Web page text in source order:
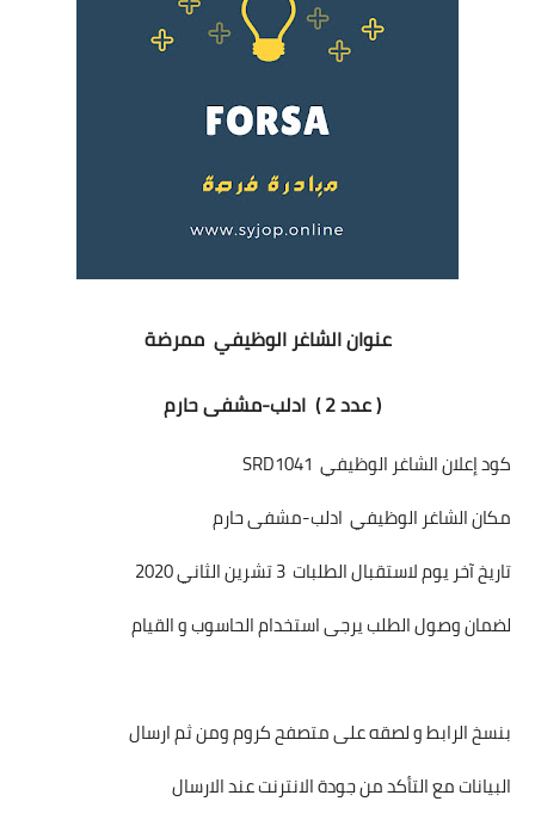
عنوان الشاغر الوظيفي ممرضة
( عدد 2 ) ادلب-مشفى حارم
كود إعلان الشاغر الوظيفي SRD1041
مكان الشاغر الوظيفي ادلب-مشفى حارم
تاريخ آخر يوم لاستقبال الطلبات 3 تشرين الثاني 2020
لضمان وصول الطلب يرجى استخدام الحاسوب و القيام
بنسخ الرابط و لصقه على متصفح كروم ومن ثم ارسال
البيانات مع التأكد من جودة الانترنت عند الارسال